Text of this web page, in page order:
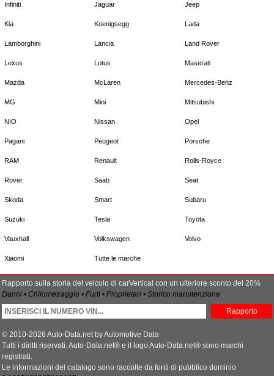
Infiniti Jaguar Jeep
Kia Koenigsegg Lada
Lamborghini Lancia Land Rover
Lexus Lotus Maserati
Mazda McLaren Mercedes-Benz
MG Mini Mitsubishi
NIO Nissan Opel
Pagani Peugeot Porsche
RAM Renault Rolls-Royce
Rover Saab Seat
Skoda Smart Subaru
Suzuki Tesla Toyota
Vauxhall Volkswagen Volvo
Xiaomi Tutte le marche
Rapporto sulla storia del veicolo di carVertical con un ulteriore sconto del 20%
Danni • Chilometraggio • Furti • Proprietari • Storico manutenzione
Rapporto
© 2010-2026 Auto-Data.net by Automotive Data
Tutti i diritti riservati. Auto-Data.net® e il logo Auto-Data.net® sono marchi
registrati.
Le informazioni del catalogo sono raccolte da fonti di pubblico dominio